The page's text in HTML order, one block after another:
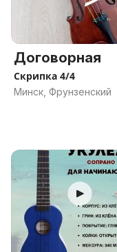
Договорная
Скрипка 4/4
Минск, Фрунзенский